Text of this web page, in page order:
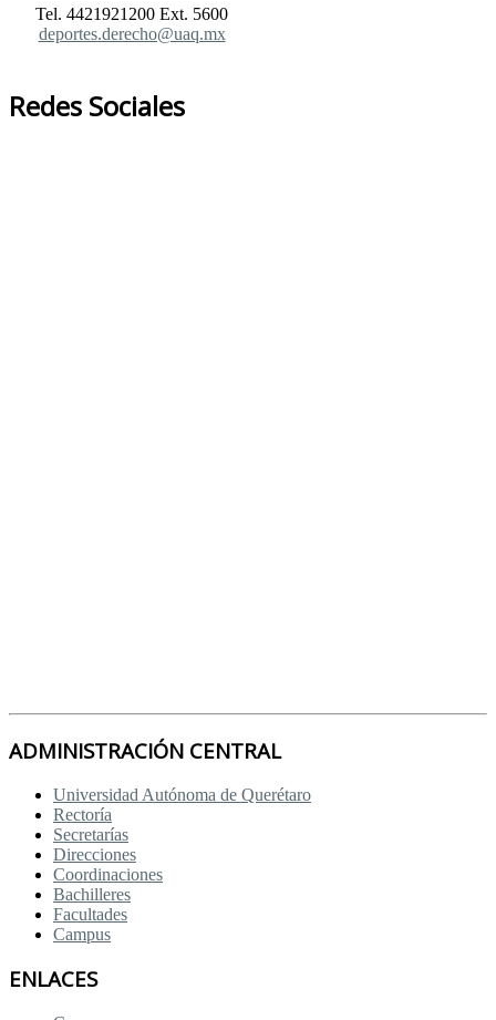
Tel. 4421921200 Ext. 5600
deportes.derecho@uaq.mx
Redes Sociales
ADMINISTRACIÓN CENTRAL
Universidad Autónoma de Querétaro
Rectoría
Secretarías
Direcciones
Coordinaciones
Bachilleres
Facultades
Campus
ENLACES